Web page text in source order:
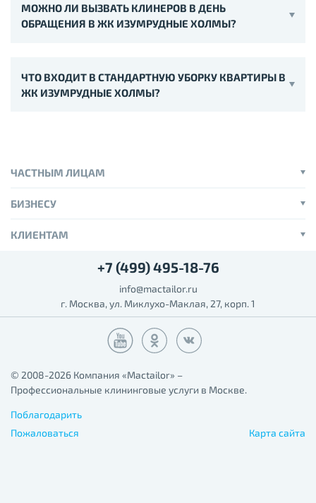
МОЖНО ЛИ ВЫЗВАТЬ КЛИНЕРОВ В ДЕНЬ
ОБРАЩЕНИЯ В ЖК ИЗУМРУДНЫЕ ХОЛМЫ?
ЧТО ВХОДИТ В СТАНДАРТНУЮ УБОРКУ КВАРТИРЫ В
ЖК ИЗУМРУДНЫЕ ХОЛМЫ?
ЧАСТНЫМ ЛИЦАМ
БИЗНЕСУ
КЛИЕНТАМ
+7 (499) 495-18-76
info@mactailor.ru
г. Москва, ул. Миклухо-Маклая, 27, корп. 1
© 2008-2026 Компания «Mactailor» –
Профессиональные клининговые услуги в Москве.
Поблагодарить
Пожаловаться
Карта сайта